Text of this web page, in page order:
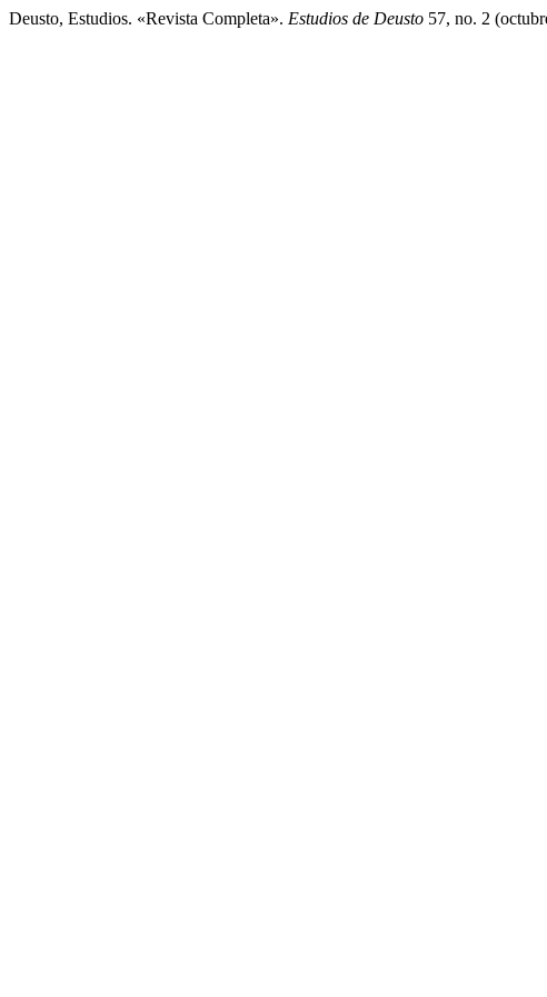
Deusto, Estudios. «Revista Completa». Estudios de Deusto 57, no. 2